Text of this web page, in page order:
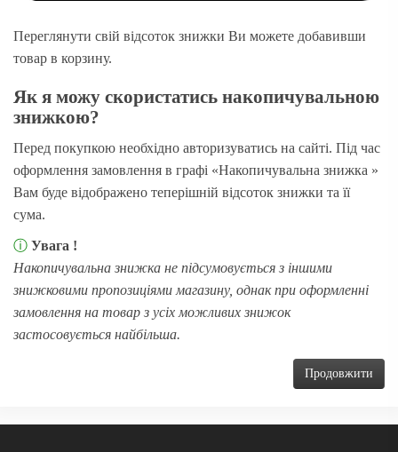
Переглянути свій відсоток знижки Ви можете добавивши
товар в корзину.
Як я можу скористатись накопичувальною
знижкою?
Перед покупкою необхідно авторизуватись на сайті. Під час
оформлення замовлення в графі «Накопичувальна знижка »
Вам буде відображено теперішній відсоток знижки та її
сума.
ⓘ Увага !
Накопичувальна знижка не підсумовується з іншими
знижковими пропозиціями магазину, однак при оформленні
замовлення на товар з усіх можливих знижок
застосовується найбільша.
Продовжити